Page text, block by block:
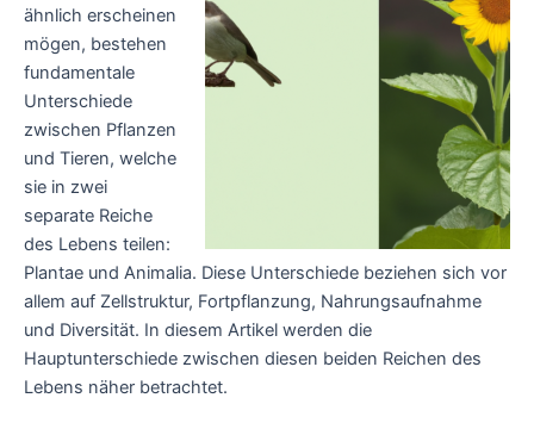
ähnlich erscheinen
mögen, bestehen
fundamentale
Unterschiede
zwischen Pflanzen
und Tieren, welche
sie in zwei
separate Reiche
des Lebens teilen:
Plantae und Animalia. Diese Unterschiede beziehen sich vor
allem auf Zellstruktur, Fortpflanzung, Nahrungsaufnahme
und Diversität. In diesem Artikel werden die
Hauptunterschiede zwischen diesen beiden Reichen des
Lebens näher betrachtet.